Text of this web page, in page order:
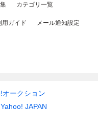
カテゴリ一覧
用ガイド メール通知設定
オークション
Yahoo! JAPAN